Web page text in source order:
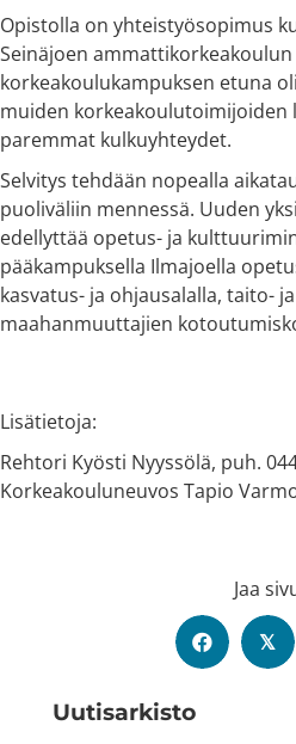
Uutis­arkisto
Opistolla on yhteistyösopimus
Seinäjoen ammattikorkeakoulun
korkeakoulukampuksen etuna
muiden korkeakoulutoimijoiden
paremmat kulkuyhteydet.
Selvitys tehdään nopealla
puoliväliin mennessä. Uuden
edellyttää opetus- ja
pääkampuksella Ilmajoella
kasvatus- ja ohjausalalla, taito-
maahanmuuttajien
Lisätietoja:
Rehtori Kyösti Nyyssölä, puh.
Korkeakouluneuvos Tapio
Jaa
𝕏